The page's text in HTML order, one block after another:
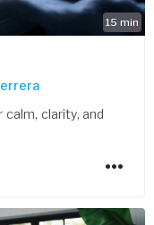
15 min
clarity, and